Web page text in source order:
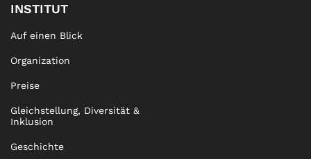
INSTITUT
Auf einen Blick
Organization
Preise
Gleichstellung, Diversität &
Inklusion
Geschichte